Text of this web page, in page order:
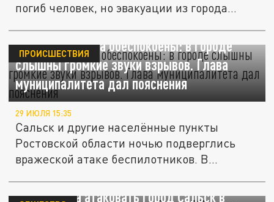
погиб человек, но эвакуации из города
Жители Сальска обеспокоены: в городе
слышны громкие звуки взрывов. Глава
муниципалитета дал пояснения
ПРОИСШЕСТВИЯ
29 ИЮЛЯ 15:35
Сальск и другие населённые пункты
Ростовской области ночью подверглись
вражеской атаке беспилотников. В...
Ещё ничего не закончилось. Дроны ВСУ
могут снова атаковать город Сальск в